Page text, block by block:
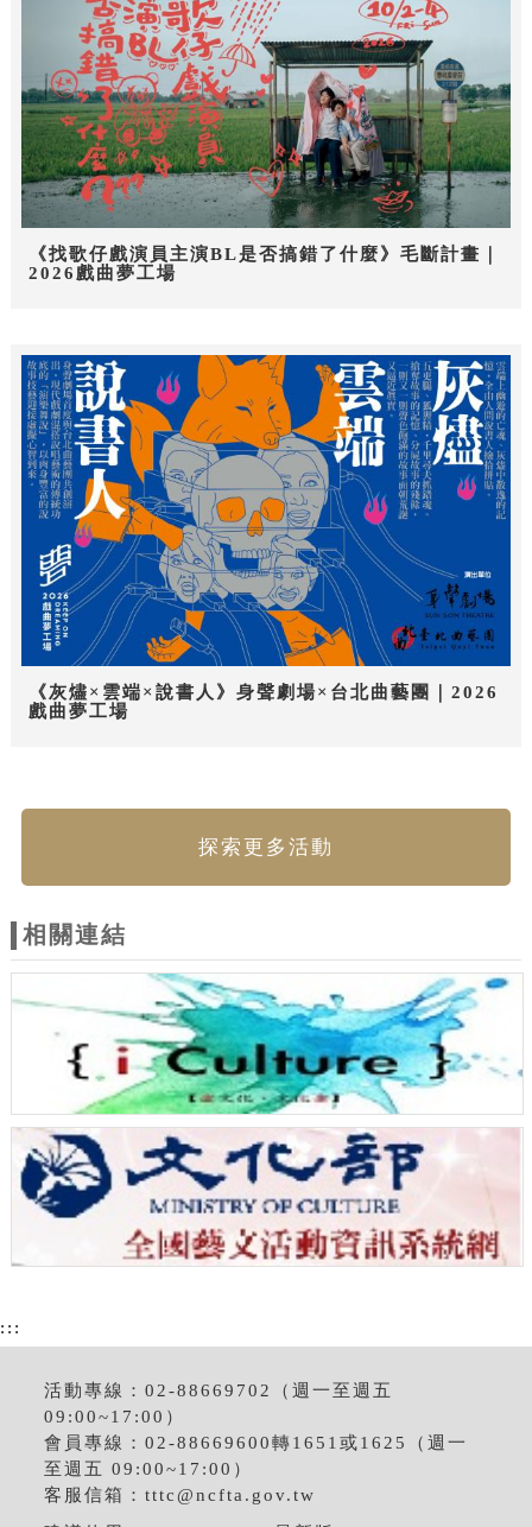
《找歌仔戲演員主演BL是否搞錯了什麼》毛斷計畫｜
2026戲曲夢工場
《灰燼×雲端×說書人》身聲劇場×台北曲藝團｜2026
戲曲夢工場
探索更多活動
相關連結
:::
活動專線：02-88669702（週一至週五
09:00~17:00）
會員專線：02-88669600轉1651或1625（週一
至週五 09:00~17:00）
客服信箱：tttc@ncfta.gov.tw